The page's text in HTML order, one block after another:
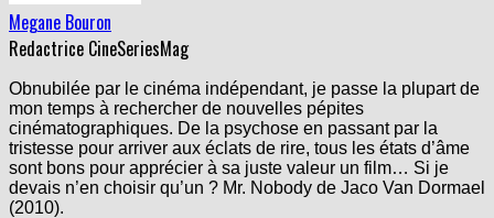
Megane Bouron
Redactrice CineSeriesMag
Obnubilée par le cinéma indépendant, je passe la plupart de
mon temps à rechercher de nouvelles pépites
cinématographiques. De la psychose en passant par la
tristesse pour arriver aux éclats de rire, tous les états d’âme
sont bons pour apprécier à sa juste valeur un film… Si je
devais n’en choisir qu’un ? Mr. Nobody de Jaco Van Dormael
(2010).